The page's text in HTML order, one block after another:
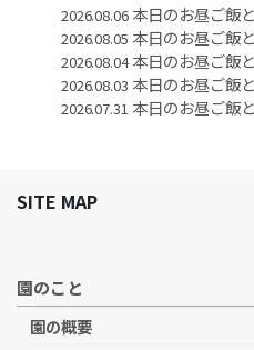
2026.08.06本日のお昼ご飯
2026.08.05 本日のお昼ご飯
2026.08.04本日のお昼ご飯
2026.08.03 本日のお昼ご飯
2026.07.31 本日のお昼ご飯
SITE MAP
園のこと
園の概要